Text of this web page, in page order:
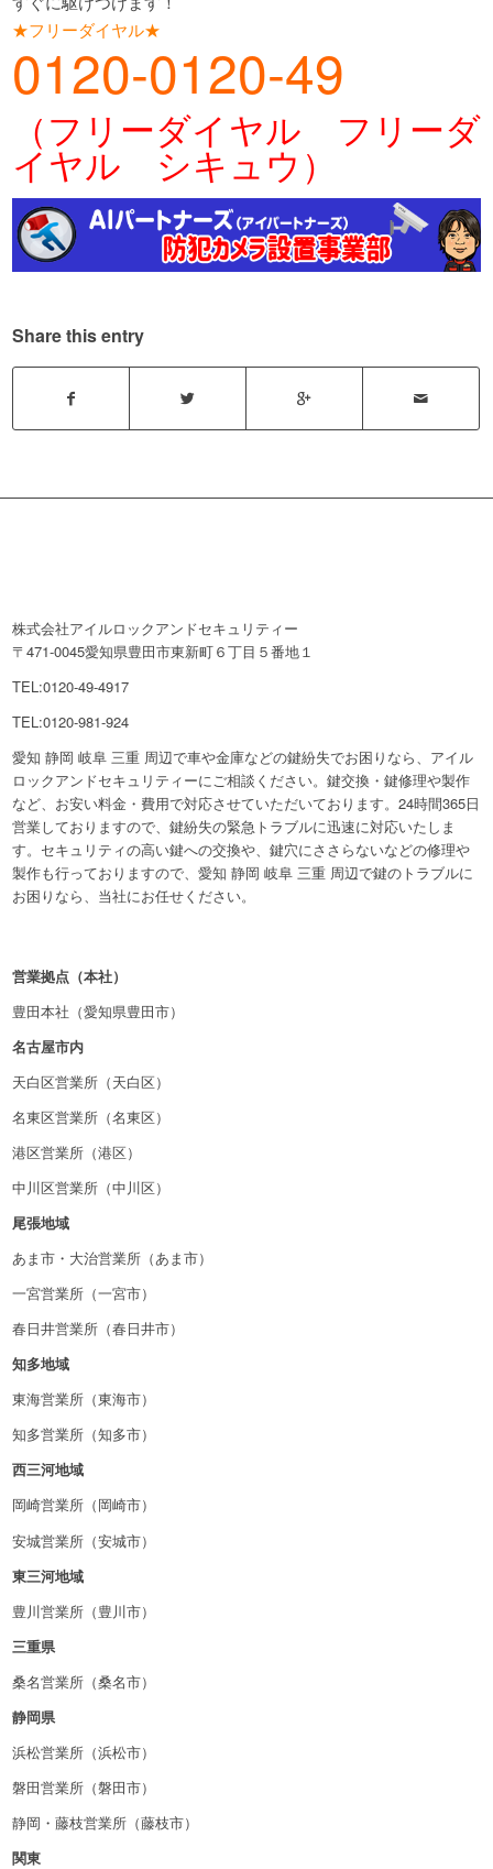
★フリーダイヤル★
0120-0120-49
（フリーダイヤル フリーダ
イヤル シキュウ）
Share this entry
株式会社アイルロックアンドセキュリティー
〒471-0045愛知県豊田市東新町６丁目５番地１
TEL:0120-49-4917
TEL:0120-981-924
愛知 静岡 岐阜 三重 周辺で車や金庫などの鍵紛失でお困りなら、アイル
ロックアンドセキュリティーにご相談ください。鍵交換・鍵修理や製作
など、お安い料金・費用で対応させていただいております。24時間365日
営業しておりますので、鍵紛失の緊急トラブルに迅速に対応いたしま
す。セキュリティの高い鍵への交換や、鍵穴にささらないなどの修理や
製作も行っておりますので、愛知 静岡 岐阜 三重 周辺で鍵のトラブルに
お困りなら、当社にお任せください。
営業拠点（本社）
豊田本社（愛知県豊田市）
名古屋市内
天白区営業所（天白区）
名東区営業所（名東区）
港区営業所（港区）
中川区営業所（中川区）
尾張地域
あま市・大治営業所（あま市）
一宮営業所（一宮市）
春日井営業所（春日井市）
知多地域
東海営業所（東海市）
知多営業所（知多市）
西三河地域
岡崎営業所（岡崎市）
安城営業所（安城市）
東三河地域
豊川営業所（豊川市）
三重県
桑名営業所（桑名市）
静岡県
浜松営業所（浜松市）
磐田営業所（磐田市）
静岡・藤枝営業所（藤枝市）
関東